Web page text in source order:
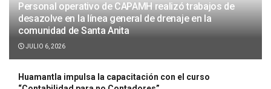
Personal operativo de CAPAMH realizó trabajos de
desazolve en la línea general de drenaje en la
comunidad de Santa Anita
JULIO 6, 2026
Huamantla impulsa la capacitación con el curso